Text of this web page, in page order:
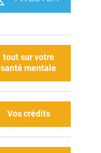
tout sur votre
santé mentale
Vos crédits